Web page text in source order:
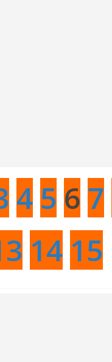
4 5 6 7
14 15